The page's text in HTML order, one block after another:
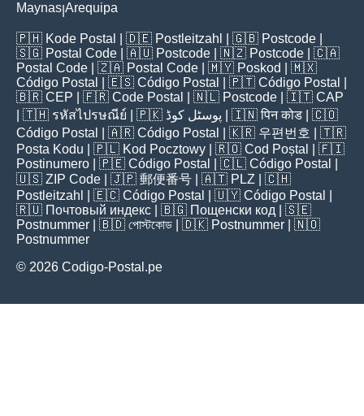
Maynas Arequipa
🇵🇭 Kode Postal | 🇩🇪 Postleitzahl | 🇬🇧 Postcode
🇸🇬 Postal Code | 🇦🇺 Postcode | 🇳🇿 Postcode | 🇨🇦
Postal Code | 🇿🇦 Postal Code | 🇲🇾 Poskod
| 🇲🇽
Código Postal
| 🇪🇸 Código Postal | 🇵🇹 Código Postal
🇧🇷 CEP | 🇫🇷 Code Postal | 🇳🇱 Postcode | 🇮🇹 CAP
| 🇹🇭 รหัสไปรษณีย์ | 🇵🇰 پوسٹل کوڈ | 🇮🇳पिन कोड | 🇨🇴
Código Postal
| 🇦🇷 Código Postal | 🇰🇷 우편번호
| 🇹🇷
Posta Kodu | 🇵🇱 Kod Pocztowy | 🇷🇴 Cod Poștal
| 🇫🇮
Postinumero | 🇵🇪 Código Postal | 🇨🇱 Código Postal
🇺🇸 ZIP Code | 🇯🇵 郵便番号 | 🇦🇹 PLZ | 🇨🇭
Postleitzahl
| 🇪🇨 Código Postal | 🇺🇾 Código Postal
🇷🇺 Почтовый индекс | 🇧🇬 Пощенски код | 🇸🇪
Postnummer | 🇧🇩 পোস্টকোড | 🇩🇰 Postnummer | 🇳🇴
Postnummer
© 2026 Codigo-Postal.pe